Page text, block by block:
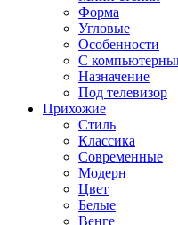
Форма
Угловые
Особенности
С
Назначение
Под телевизор
Прихожие
Стиль
Классика
Современные
Модерн
Цвет
Белые
Венге